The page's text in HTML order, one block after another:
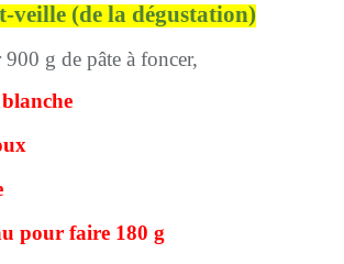
veille (de la dégustation)
g de pâte à foncer,
pour faire 180 g